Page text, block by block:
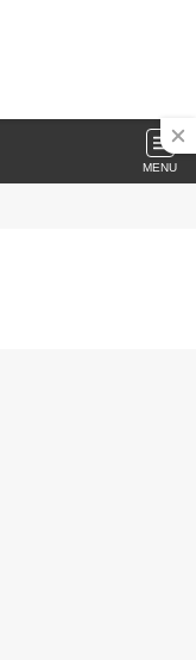
MENU